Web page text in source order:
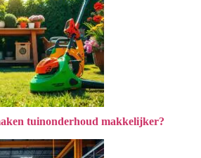
tuinonderhoud makkelijker?